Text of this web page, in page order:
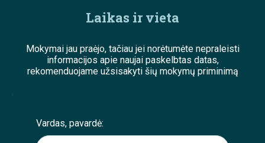
Laikas ir vieta
Mokymai jau praėjo, tačiau jei norėtumėte nepraleisti
informacijos apie naujai paskelbtas datas,
rekomenduojame užsisakyti šių mokymų priminimą
;
Vardas, pavardė: